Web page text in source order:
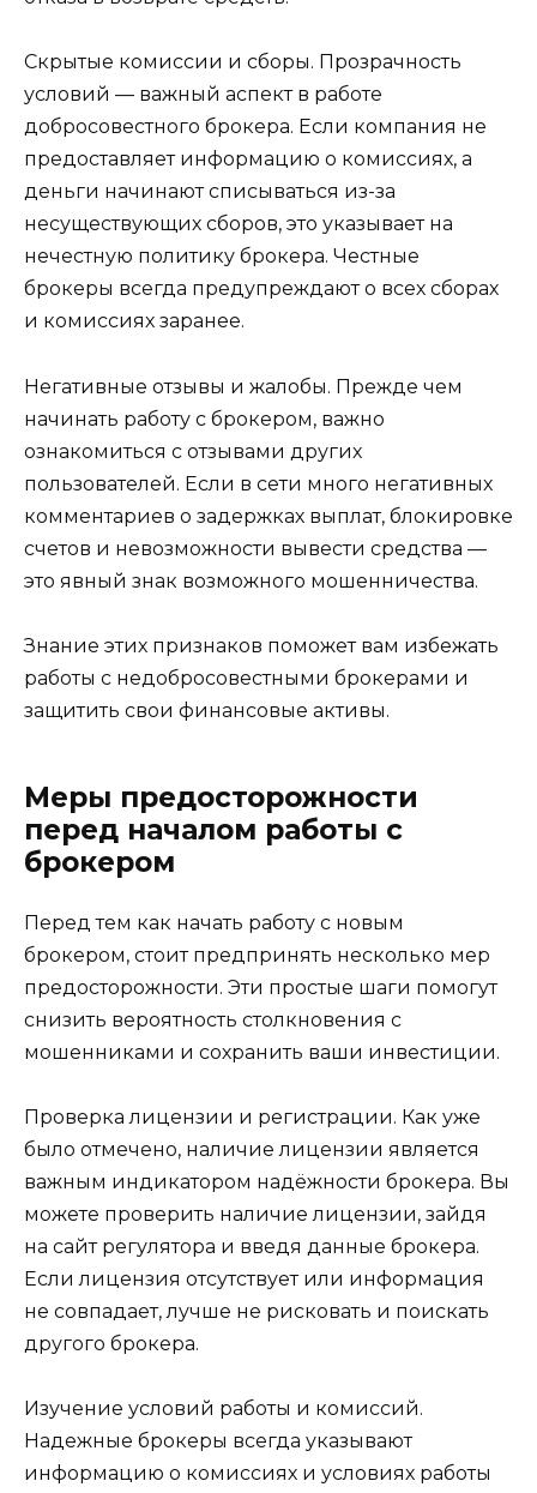
Скрытые комиссии и сборы. Прозрачность
условий — важный аспект в работе
добросовестного брокера. Если компания не
предоставляет информацию о комиссиях, а
деньги начинают списываться из-за
несуществующих сборов, это указывает на
нечестную политику брокера. Честные
брокеры всегда предупреждают о всех сборах
и комиссиях заранее.
Негативные отзывы и жалобы. Прежде чем
начинать работу с брокером, важно
ознакомиться с отзывами других
пользователей. Если в сети много негативных
комментариев о задержках выплат, блокировке
счетов и невозможности вывести средства —
это явный знак возможного мошенничества.
Знание этих признаков поможет вам избежать
работы с недобросовестными брокерами и
защитить свои финансовые активы.
Меры предосторожности
перед началом работы с
брокером
Перед тем как начать работу с новым
брокером, стоит предпринять несколько мер
предосторожности. Эти простые шаги помогут
снизить вероятность столкновения с
мошенниками и сохранить ваши инвестиции.
Проверка лицензии и регистрации. Как уже
было отмечено, наличие лицензии является
важным индикатором надёжности брокера. Вы
можете проверить наличие лицензии, зайдя
на сайт регулятора и введя данные брокера.
Если лицензия отсутствует или информация
не совпадает, лучше не рисковать и поискать
другого брокера.
Изучение условий работы и комиссий.
Надежные брокеры всегда указывают
информацию о комиссиях и условиях работы